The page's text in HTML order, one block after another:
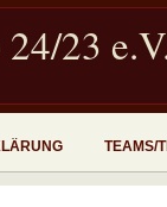
23
TEAMS/